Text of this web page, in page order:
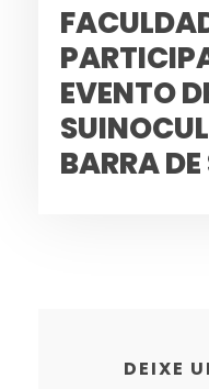
EVENTO
BARRA
DEIXE